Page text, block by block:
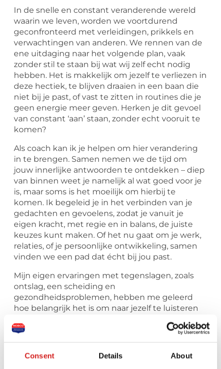
Consent Details About
In de snelle en constant veranderende wereld
waarin we leven, worden we voortdurend
geconfronteerd met verleidingen, prikkels en
verwachtingen van anderen. We rennen van de
ene uitdaging naar het volgende plan, vaak
zonder stil te staan bij wat wij zelf echt nodig
hebben. Het is makkelijk om jezelf te verliezen in
deze hectiek, te blijven draaien in een baan die
niet bij je past, of vast te zitten in routines die je
geen energie meer geven. Herken je dit gevoel
van constant ‘aan’ staan, zonder echt vooruit te
komen?
Als coach kan ik je helpen om hier verandering
in te brengen. Samen nemen we de tijd om
jouw innerlijke antwoorden te ontdekken – diep
van binnen weet je namelijk al wat goed voor je
is, maar soms is het moeilijk om hierbij te
komen. Ik begeleid je in het verbinden van je
gedachten en gevoelens, zodat je vanuit je
eigen kracht, met regie en in balans, de juiste
keuzes kunt maken. Of het nu gaat om je werk,
relaties, of je persoonlijke ontwikkeling, samen
vinden we een pad dat écht bij jou past.
Mijn eigen ervaringen met tegenslagen, zoals
ontslag, een scheiding en
gezondheidsproblemen, hebben me geleerd
hoe belangrijk het is om naar jezelf te luisteren
Ik begrijp hoe uitdagend het kan zijn om weer in
kritische stemmetjes in de weg staan. Maar juist